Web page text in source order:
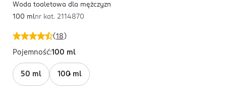
(18 )
Woda toaletowa dla mężczyzn
100 mlnr kat. 2114870
Pojemność:100 ml
50 ml 100 ml